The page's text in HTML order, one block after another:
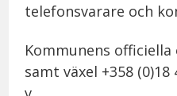
telefonsvarare och
Kommunens officiella
samt växel +358